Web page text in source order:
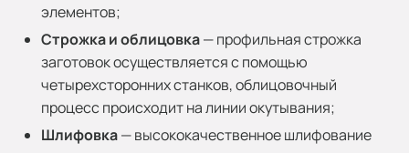
элементов;
Строжка и облицовка— профильная строжка
заготовок осуществляется с помощью
четырехсторонних станков, облицовочный
процесс происходит на линии окутывания;
Шлифовка— высококачественное шлифование